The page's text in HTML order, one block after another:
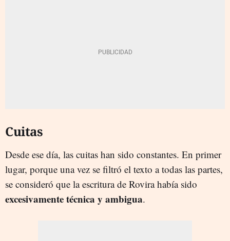
Cuitas
Desde ese día, las cuitas han sido constantes. En primer
lugar, porque una vez se filtró el texto a todas las partes,
se consideró que la escritura de Rovira había sido
excesivamente técnica y ambigua.